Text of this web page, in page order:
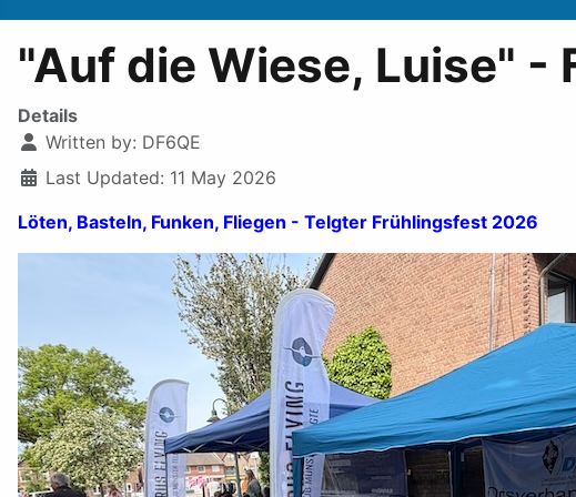
"Auf die Wiese, Luise"
Details
Written by: DF6QE
Last Updated: 11 May 2026
Löten, Basteln, Funken, Fliegen - Telgter Frühlingsfest 2026